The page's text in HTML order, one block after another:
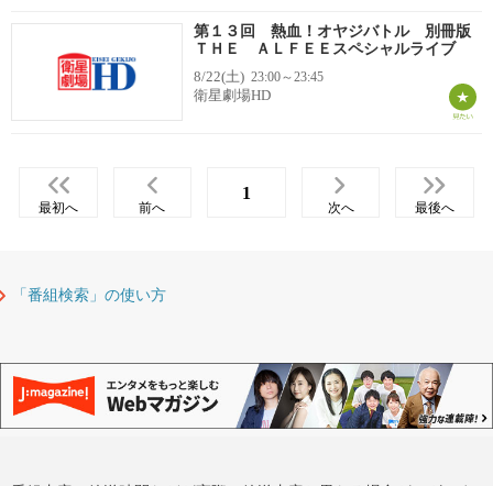
第１３回 熱血！オヤジバトル 別冊版
ＴＨＥ ＡＬＦＥＥスペシャルライブ
8/22(土) 23:00～23:45
衛星劇場HD
最初へ 前へ
1
次へ 最後へ
「番組検索」の使い方